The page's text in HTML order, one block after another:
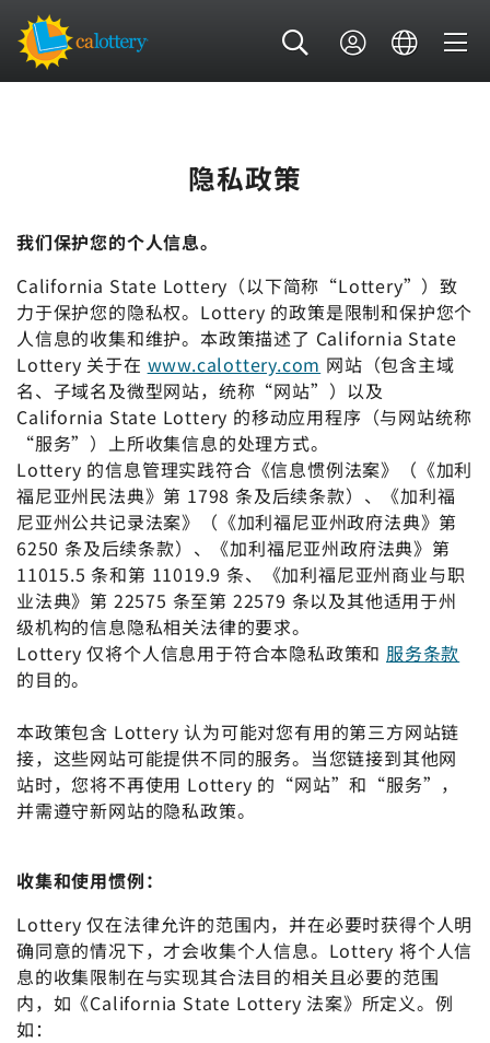
隐私政策
我们保护您的个人信息。
California State Lottery（以下简称“Lottery”）致
力于保护您的隐私权。Lottery 的政策是限制和保护您个
人信息的收集和维护。本政策描述了 California State
Lottery 关于在 www.calottery.com 网站（包含主域
名、子域名及微型网站，统称“网站”）以及
California State Lottery 的移动应用程序（与网站统称
“服务”）上所收集信息的处理方式。
Lottery 的信息管理实践符合《信息惯例法案》（《加利
福尼亚州民法典》第 1798 条及后续条款）、《加利福
尼亚州公共记录法案》（《加利福尼亚州政府法典》第
6250 条及后续条款）、《加利福尼亚州政府法典》第
11015.5 条和第 11019.9 条、《加利福尼亚州商业与职
业法典》第 22575 条至第 22579 条以及其他适用于州
级机构的信息隐私相关法律的要求。
Lottery 仅将个人信息用于符合本隐私政策和 服务条款
的目的。
本政策包含 Lottery 认为可能对您有用的第三方网站链
接，这些网站可能提供不同的服务。当您链接到其他网
站时，您将不再使用 Lottery 的“网站”和“服务”，
并需遵守新网站的隐私政策。
收集和使用惯例：
Lottery 仅在法律允许的范围内，并在必要时获得个人明
确同意的情况下，才会收集个人信息。Lottery 将个人信
息的收集限制在与实现其合法目的相关且必要的范围
内，如《California State Lottery 法案》所定义。例
如：